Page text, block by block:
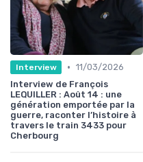
Interview • 11/03/2026
Interview de François
LEQUILLER : Août 14 : une
génération emportée par la
guerre, raconter l’histoire à
travers le train 3433 pour
Cherbourg